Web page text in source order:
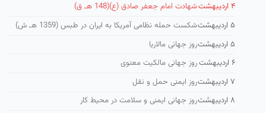
۴ اردیبهشت
شهادت امام جعفر صادق (ع)(148 هـ ق)
۵ اردیبهشت
شكست حمله نظامی آمریكا به ایران در طبس (1359 هـ ش)
۵ اردیبهشت
روز جهانی مالاریا
۶ اردیبهشت
روز جهانی مالکیت معنوی
۷ اردیبهشت
روز ایمنی حمل و نقل
۸ اردیبهشت
روز جهانی ایمنی و سلامت در محیط کار